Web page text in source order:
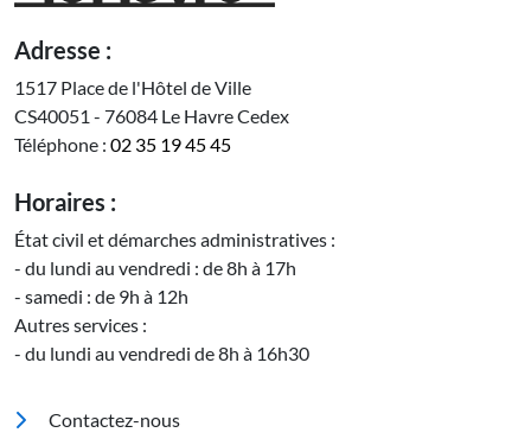
Adresse :
1517 Place de l'Hôtel de Ville
CS40051 - 76084 Le Havre Cedex
Téléphone : 02 35 19 45 45
Horaires :
État civil et démarches administratives :
- du lundi au vendredi : de 8h à 17h
- samedi : de 9h à 12h
Autres services :
- du lundi au vendredi de 8h à 16h30
Pied de page
Contactez-nous